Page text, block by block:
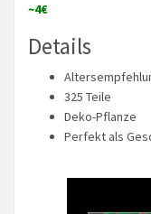
~4€
Details
325 Teile
Deko-Pflanze
Perfekt als